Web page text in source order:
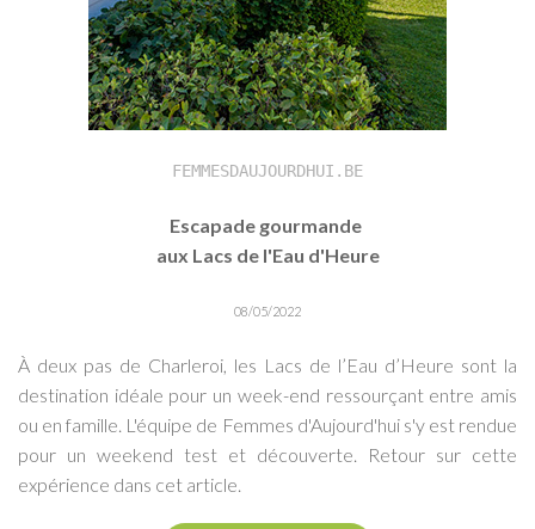
FEMMESDAUJOURDHUI.BE
Escapade gourmande
aux Lacs de l'Eau d'Heure
08/05/2022
À deux pas de Charleroi, les Lacs de l’Eau d’Heure sont la
destination idéale pour un week-end ressourçant entre amis
ou en famille. L'équipe de Femmes d'Aujourd'hui s'y est rendue
pour un weekend test et découverte. Retour sur cette
expérience dans cet article.